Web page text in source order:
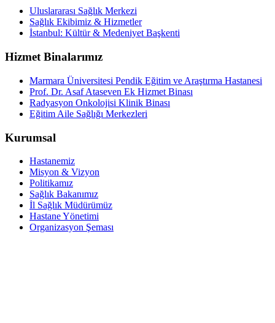
Uluslararası Sağlık Merkezi
Sağlık Ekibimiz & Hizmetler
İstanbul: Kültür & Medeniyet Başkenti
Hizmet Binalarımız
Marmara Üniversitesi Pendik Eğitim ve Araştırma Hastanesi
Prof. Dr. Asaf Ataseven Ek Hizmet Binası
Radyasyon Onkolojisi Klinik Binası
Eğitim Aile Sağlığı Merkezleri
Kurumsal
Hastanemiz
Misyon & Vizyon
Politikamız
Sağlık Bakanımız
İl Sağlık Müdürümüz
Hastane Yönetimi
Organizasyon Şeması